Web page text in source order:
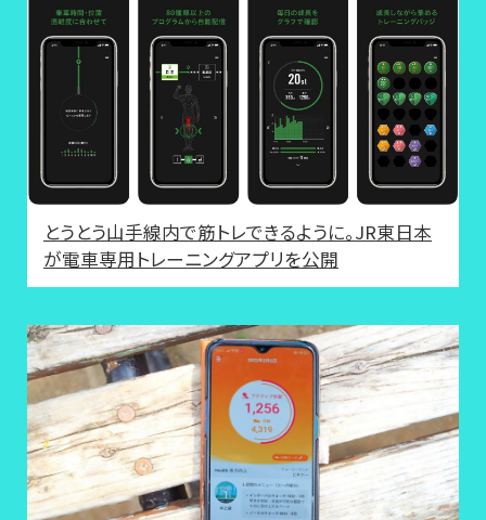
とうとう山手線内で筋トレできるように。JR東日本
が電車専用トレーニングアプリを公開